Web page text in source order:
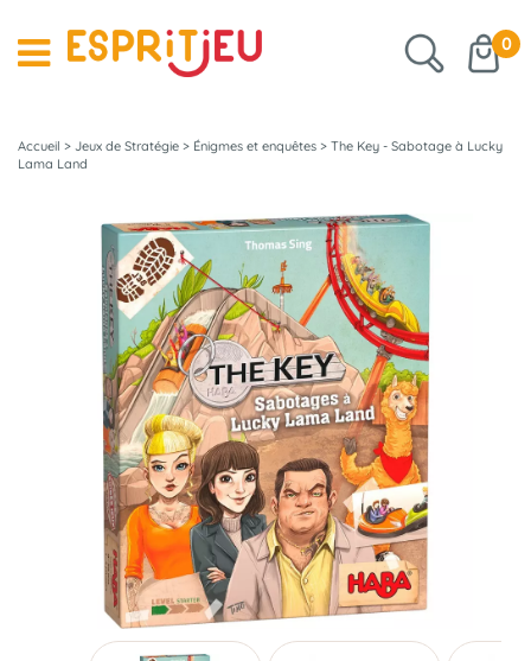
0
Accueil > Jeux de Stratégie > Énigmes et enquêtes > The Key - Sabotage à Lucky
Lama Land